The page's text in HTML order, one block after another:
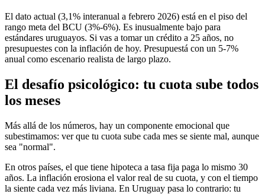
El dato actual (3,1% interanual a febrero 2026) está en el piso del
rango meta del BCU (3%-6%). Es inusualmente bajo para
estándares uruguayos. Si vas a tomar un crédito a 25 años, no
presupuestes con la inflación de hoy. Presupuestá con un 5-7%
anual como escenario realista de largo plazo.
El desafío psicológico: tu cuota sube todos
los meses
Más allá de los números, hay un componente emocional que
subestimamos: ver que tu cuota sube cada mes se siente mal, aunque
sea "normal".
En otros países, el que tiene hipoteca a tasa fija paga lo mismo 30
años. La inflación erosiona el valor real de su cuota, y con el tiempo
la siente cada vez más liviana. En Uruguay pasa lo contrario: tu